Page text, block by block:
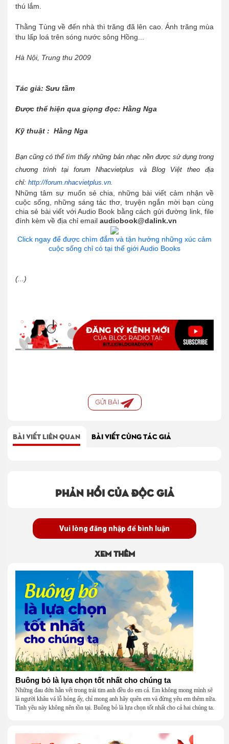
thú lắm.
Thằng Tùng về đến nhà thì trăng đã lên cao. Ánh trăng mùa
thu lấp loá trên sóng nước sông Hồng...
Hà Nội, Trung thu 2009
Tác giả: Sưu tầm
Được thể hiện qua giọng đọc: Hằng Nga
Kỹ thuật : Hằng Nga
Bạn cũng có thể tìm thấy những bản nhạc nền được sử dụng trong
chương trình tại forum Nhacvietplus và Blog Việt theo địa
chỉ: http://forum.nhacvietplus.vn.
Những tâm sự muốn sẻ chia, những bài viết cảm nhận về
cuộc sống, những sáng tác thơ, truyện ngắn mời bạn cùng
chia sẻ bài viết với Audio Book bằng cách gửi đường link, file
đính kèm về địa chỉ email audiobook@dalink.vn
Click ngay để được chìm đắm và tận hưởng những xúc cảm
cuộc sống chỉ có tại thế giới Audio Books
(...)
GỬI BÀI
BÀI VIẾT LIÊN QUAN BÀI VIẾT CÙNG TÁC GIẢ
Phản hồi của độc giả
Vui lòng đăng nhập để bình luận
Xem thêm
Buông bỏ là lựa chọn tốt nhất cho chúng ta
Những đau đớn hằn vết trong trái tim anh đều do em cả. Em không mong mình sẽ
là người khâu vá lỗ hỏng ấy, chỉ mong anh hãy quên em và đừng yêu em thêm nữa.
Tình yêu này không nên tồn tại. Buông bỏ là lựa chọn tốt nhất cho cả hai chúng ta.